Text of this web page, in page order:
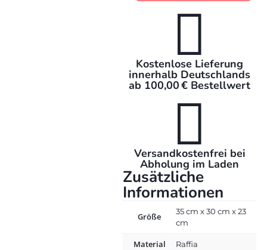
Menge

Kostenlose Lieferung
innerhalb Deutschlands
ab 100,00 € Bestellwert

Versandkostenfrei bei
Abholung im Laden
Zusätzliche
Informationen
Größe
35 cm x 30 cm x 23
cm
Material Raffia